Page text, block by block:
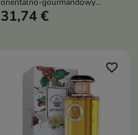
zapach unisex pełen przypraw,
31,74 €
favorite_border